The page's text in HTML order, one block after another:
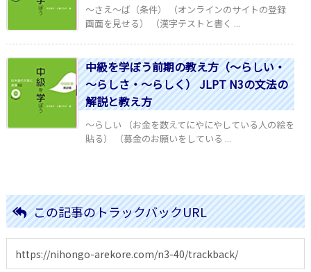
～さえ～ば（条件） （オンラインのサイトの登録
画面を見せる） （漢字テストと書く ...
中級を学ぼう前期の教え方（～らしい・
～らしさ・～らしく） JLPT N3の文法の
解説と教え方
～らしい （お金を数えてにやにやしている人の絵を
貼る） （募金のお願いをしている ...
この記事のトラックバックURL